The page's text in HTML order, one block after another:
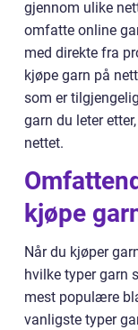
gjennom ulike
omfatte online
med direkte fra
kjøpe garn på
som er
garn du leter
nettet.
kjøpe
Når du kjøper
hvilke typer garn
mest populære
vanligste typer